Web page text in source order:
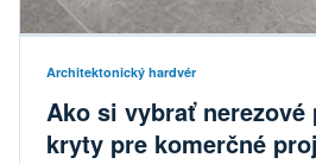
Architektonický hardvér
Ako si vybrať
kryty pre komerčné